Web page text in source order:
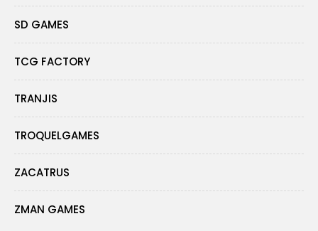
SD GAMES
TCG FACTORY
TRANJIS
TROQUELGAMES
ZACATRUS
ZMAN GAMES